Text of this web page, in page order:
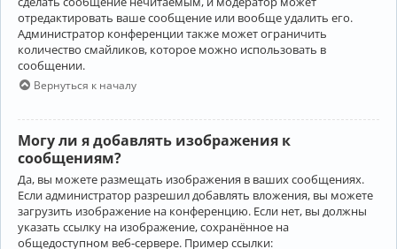
отредактировать ваше сообщение или вообще удалить его.
Администратор конференции также может ограничить
количество смайликов, которое можно использовать в
сообщении.
Вернуться к началу
Могу ли я добавлять изображения к
сообщениям?
Да, вы можете размещать изображения в ваших сообщениях.
Если администратор разрешил добавлять вложения, вы можете
загрузить изображение на конференцию. Если нет, вы должны
указать ссылку на изображение, сохранённое на
общедоступном веб-сервере. Пример ссылки: